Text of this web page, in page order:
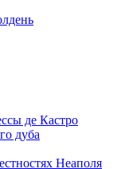
де Кастро
дуба